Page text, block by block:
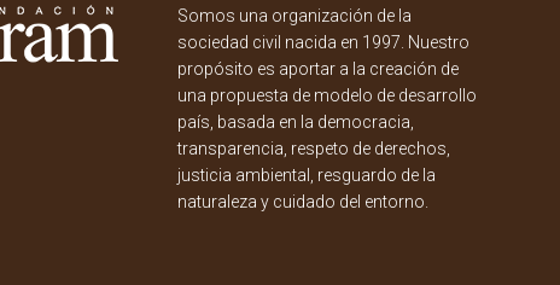
Somos una organización de la
sociedad civil nacida en 1997. Nuestro
propósito es aportar a la creación de
una propuesta de modelo de desarrollo
país, basada en la democracia,
transparencia, respeto de derechos,
justicia ambiental, resguardo de la
naturaleza y cuidado del entorno.